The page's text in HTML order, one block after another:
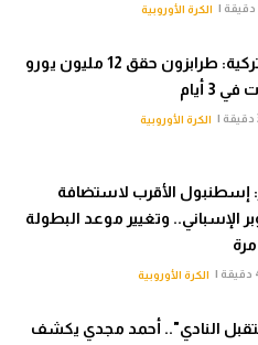
الكرة الأوروبية
قناة تركية: طرابزون حقق 12 مليون يورو
3 أيام
الكرة الأوروبية
إسطنبول الأقرب لاستضافة
الإسباني.. وتغيير موعد البطولة
الكرة الأوروبية
النادي".. أحمد مجدي يكشف